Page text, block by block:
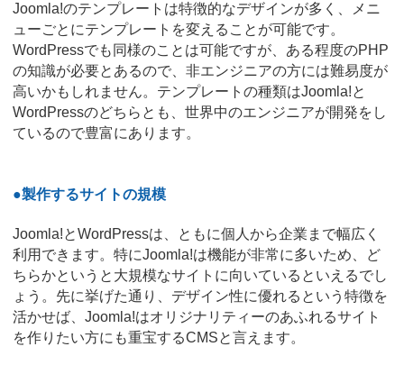
Joomla!のテンプレートは特徴的なデザインが多く、メニ
ューごとにテンプレートを変えることが可能です。
WordPressでも同様のことは可能ですが、ある程度のPHP
の知識が必要とあるので、非エンジニアの方には難易度が
高いかもしれません。テンプレートの種類はJoomla!と
WordPressのどちらとも、世界中のエンジニアが開発をし
ているので豊富にあります。
●製作するサイトの規模
Joomla!とWordPressは、ともに個人から企業まで幅広く
利用できます。特にJoomla!は機能が非常に多いため、ど
ちらかというと大規模なサイトに向いているといえるでし
ょう。先に挙げた通り、デザイン性に優れるという特徴を
活かせば、Joomla!はオリジナリティーのあふれるサイト
を作りたい方にも重宝するCMSと言えます。